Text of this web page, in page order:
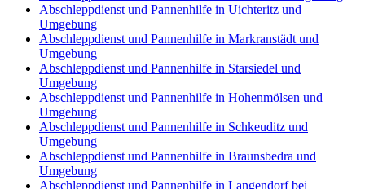
Abschleppdienst und Pannenhilfe in Uichteritz und
Umgebung
Abschleppdienst und Pannenhilfe in Markranstädt und
Umgebung
Abschleppdienst und Pannenhilfe in Starsiedel und
Umgebung
Abschleppdienst und Pannenhilfe in Hohenmölsen und
Umgebung
Abschleppdienst und Pannenhilfe in Schkeuditz und
Umgebung
Abschleppdienst und Pannenhilfe in Braunsbedra und
Umgebung
Abschleppdienst und Pannenhilfe in Langendorf bei